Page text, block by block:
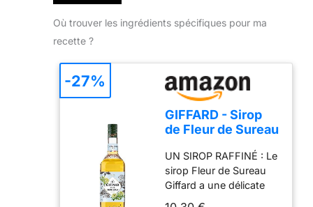
Où trouver les ingrédients spécifiques pour ma
recette ?
GIFFARD - Sirop
de Fleur de Sureau
Fabrication
Françaises - Floral
et Désaltérant - 1
Litre
UN SIROP RAFFINÉ : Le
sirop Fleur de Sureau
Giffard a une délicate
-27%